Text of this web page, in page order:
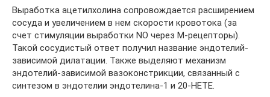
Выработка ацетилхолина сопровождается расширением
сосуда и увеличением в нем скорости кровотока (за
счет стимуляции выработки NO через М-рецепторы).
Такой сосудистый ответ получил название эндотелий-
зависимой дилатации. Также выделяют механизм
эндотелий-зависимой вазоконстрикции, связанный с
синтезом в эндотелии эндотелина-1 и 20-НЕТЕ.